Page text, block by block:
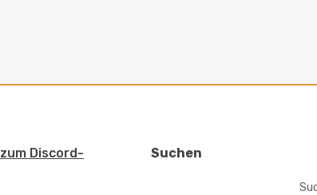
zum Discord-
Suchen